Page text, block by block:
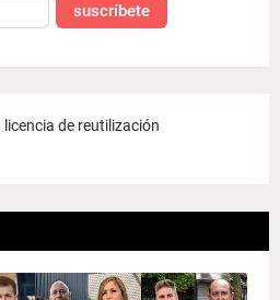
suscríbete
licencia de reutilización